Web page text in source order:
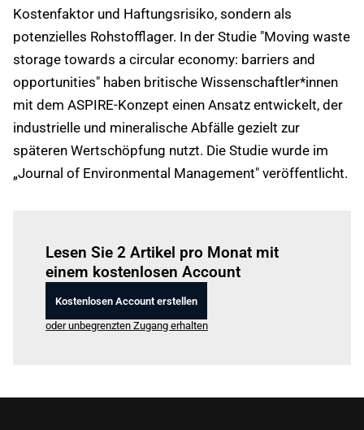
Kostenfaktor und Haftungsrisiko, sondern als
potenzielles Rohstofflager. In der Studie "Moving waste
storage towards a circular economy: barriers and
opportunities" haben britische Wissenschaftler*innen
mit dem ASPIRE-Konzept einen Ansatz entwickelt, der
industrielle und mineralische Abfälle gezielt zur
späteren Wertschöpfung nutzt. Die Studie wurde im
„Journal of Environmental Management" veröffentlicht.
Lesen Sie 2 Artikel pro Monat mit
einem kostenlosen Account
Kostenlosen Account erstellen
oder unbegrenzten Zugang erhalten